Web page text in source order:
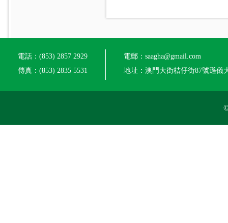
電話：(853) 2857 2929
傳真：(853) 2835 5531
電郵：saagha@gmail.com
地址：澳門大街桔仔街87號遜儀